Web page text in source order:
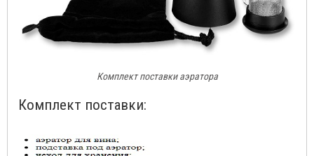
Комплект поставки аэратора
Комплект поставки: